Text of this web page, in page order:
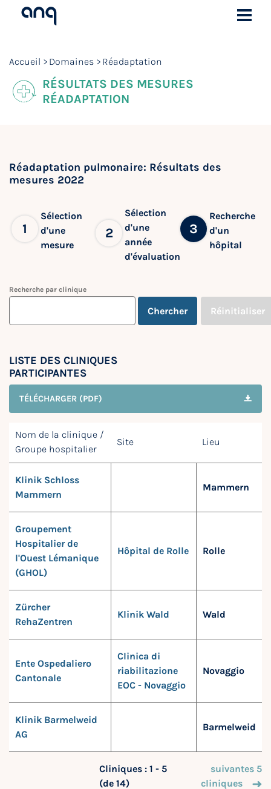
Accueil Domaines Réadaptation
RÉSULTATS DES MESURES
RÉADAPTATION
Réadaptation pulmonaire: Résultats des
mesures 2022
1
Sélection
d'une
mesure
2
Sélection
d'une
année
d'évaluation
3
Recherche
d'un
hôpital
Recherche par clinique
Chercher Réinitialiser
LISTE DES CLINIQUES
PARTICIPANTES
TÉLÉCHARGER (PDF)
Nom de la clinique /
Groupe hospitalier
Site Lieu
Klinik Schloss
Mammern
Mammern
Groupement
Hospitalier de
l'Ouest Lémanique
(GHOL)
Hôpital de Rolle Rolle
Zürcher
RehaZentren
Klinik Wald Wald
Ente Ospedaliero
Cantonale
Clinica di
riabilitazione
EOC - Novaggio
Novaggio
Klinik Barmelweid
AG
Barmelweid
Cliniques : 1 - 5
(de 14)
suivantes 5
cliniques